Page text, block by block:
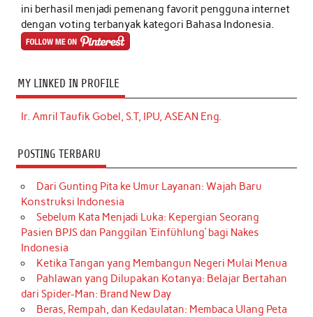
ini berhasil menjadi pemenang favorit pengguna internet
dengan voting terbanyak kategori Bahasa Indonesia.
MY LINKED IN PROFILE
Ir. Amril Taufik Gobel, S.T, IPU, ASEAN Eng.
POSTING TERBARU
Dari Gunting Pita ke Umur Layanan: Wajah Baru
Konstruksi Indonesia
Sebelum Kata Menjadi Luka: Kepergian Seorang
Pasien BPJS dan Panggilan ‘Einfühlung’ bagi Nakes
Indonesia
Ketika Tangan yang Membangun Negeri Mulai Menua
Pahlawan yang Dilupakan Kotanya: Belajar Bertahan
dari Spider-Man: Brand New Day
Beras, Rempah, dan Kedaulatan: Membaca Ulang Peta